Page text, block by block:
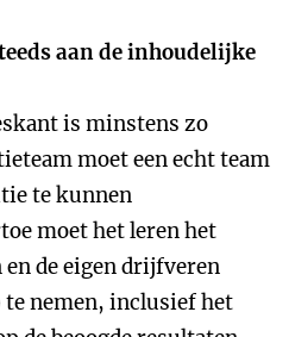
aan de inhoudelijke
is minstens zo
moet een echt team
te kunnen
moet het leren het
de eigen drijfveren
nemen, inclusief het